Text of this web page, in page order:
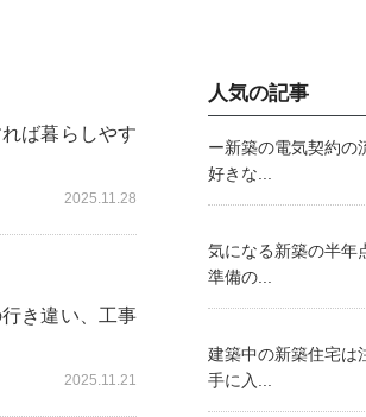
ば暮らしやす
2025.11.28
き違い、工事
2025.11.21
人気の記事
ー新築の電気契約の
好きな...
気になる新築の半年
準備の...
建築中の新築住宅は
手に入...